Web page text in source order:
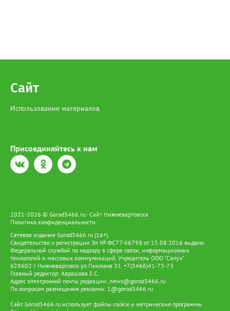
Сайт
Использование материалов
Присоединяйтесь к нам
2021-2026 © Gorod3466.ru - Сайт Нижневартовска
Политика конфиденциальности
Сетевое издание Gorod3466.ru (16+).
Свидетельство о регистрации Эл № ФС77-66798 от 15.08.2016 выдано
Федеральной службой по надзору в сфере связи, информационных
технологий и массовых коммуникаций. Учредитель ООО "Салун"
628602 г. Нижневартовск ул.Пикмана 31. +7(3466)41-73-73
Главный редактор: Аврашова Е.С.
Адрес электронной почты редакции: news@gorod3466.ru
По вопросам размещения рекламы: 1@gorod3466.ru
Сайт Gorod3466.ru использует файлы cookie и метрические программы